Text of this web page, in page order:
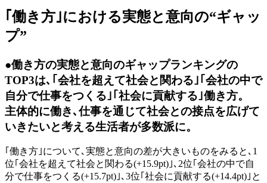
｢働き方｣における実態と意向の“ギャッ
プ”
●働き方の実態と意向のギャップランキングの
TOP3は､｢会社を超えて社会と関わる｣｢会社の中で
自分で仕事をつくる｣｢社会に貢献する｣働き方。
主体的に働き､仕事を通じて社会との接点を広げて
いきたいと考える生活者が多数派に。
｢働き方｣について､実態と意向の差が大きいものをみると､1
位｢会社を超えて社会と関わる(+15.9pt)｣､2位｢会社の中で自
分で仕事をつくる(+15.7pt)｣､3位｢社会に貢献する(+14.4pt)｣と